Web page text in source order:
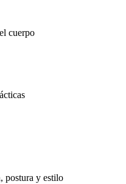
cuerpo
postura y estilo